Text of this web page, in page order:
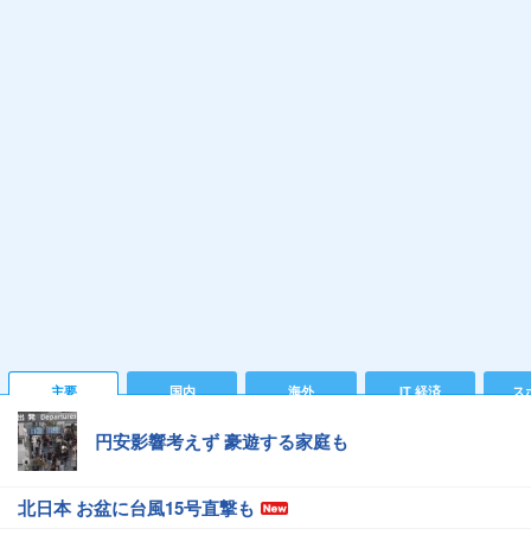
主要 国内 海外 IT 経済 ス
円安影響考えず 豪遊する家庭も
北日本 お盆に台風15号直撃も